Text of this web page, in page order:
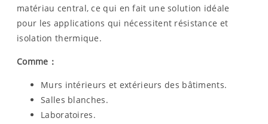
matériau central, ce qui en fait une solution idéale
pour les applications qui nécessitent résistance et
isolation thermique.
Comme ：
Murs intérieurs et extérieurs des bâtiments.
Salles blanches.
Laboratoires.